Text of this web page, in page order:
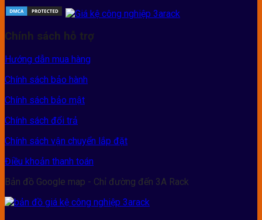
Chính sách hỗ trợ
Hướng dẫn mua hàng
Chính sách bảo hành
Chính sách bảo mật
Chính sách đổi trả
Chính sách vận chuyển lắp đặt
Điều khoản thanh toán
Bản đồ Google map - Chỉ đường đến 3A Rack